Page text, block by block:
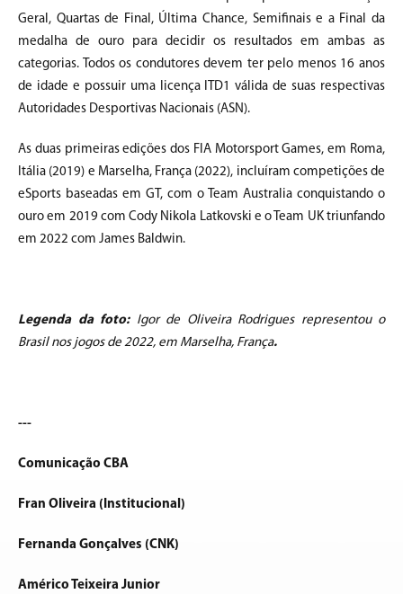
Geral, Quartas de Final, Última Chance, Semifinais e a Final da
medalha de ouro para decidir os resultados em ambas as
categorias. Todos os condutores devem ter pelo menos 16 anos
de idade e possuir uma licença ITD1 válida de suas respectivas
Autoridades Desportivas Nacionais (ASN).
As duas primeiras edições dos FIA Motorsport Games, em Roma,
Itália (2019) e Marselha, França (2022), incluíram competições de
eSports baseadas em GT, com o Team Australia conquistando o
ouro em 2019 com Cody Nikola Latkovski e o Team UK triunfando
em 2022 com James Baldwin.
Legenda da foto: Igor de Oliveira Rodrigues representou o
Brasil nos jogos de 2022, em Marselha, França.
---
Comunicação CBA
Fran Oliveira (Institucional)
Fernanda Gonçalves (CNK)
Américo Teixeira Junior